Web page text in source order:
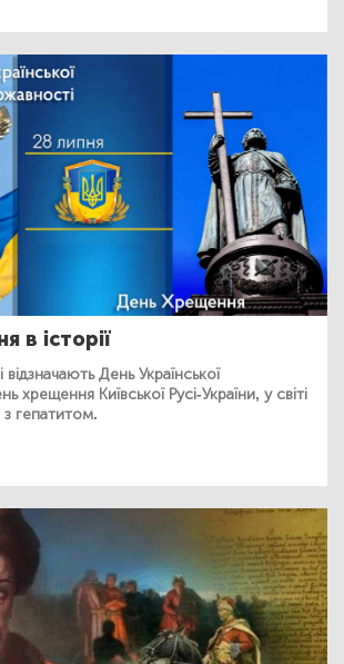
в історії
відзначають День Української
хрещення Київської Русі-України, у світі
гепатитом.